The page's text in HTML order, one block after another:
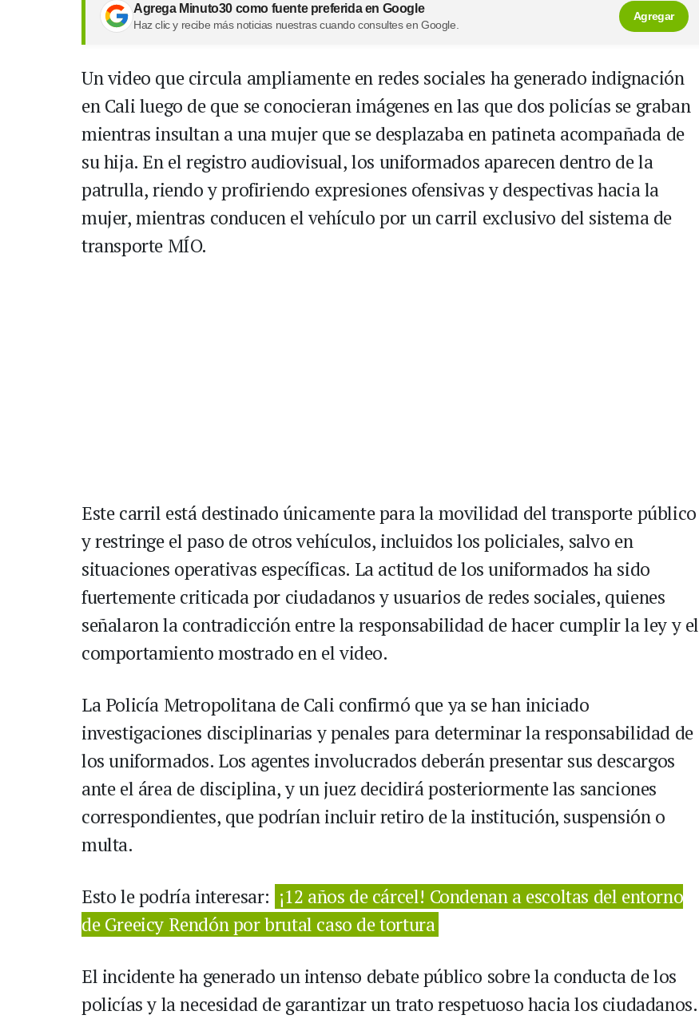
Agrega Minuto30 como fuente preferida en Google
Haz clic y recibe más noticias nuestras cuando consultes en Google.
Agregar
Un video que circula ampliamente en redes sociales ha generado indignación
en Cali luego de que se conocieran imágenes en las que dos policías se graban
mientras insultan a una mujer que se desplazaba en patineta acompañada de
su hija. En el registro audiovisual, los uniformados aparecen dentro de la
patrulla, riendo y profiriendo expresiones ofensivas y despectivas hacia la
mujer, mientras conducen el vehículo por un carril exclusivo del sistema de
transporte MÍO.
Este carril está destinado únicamente para la movilidad del transporte público
y restringe el paso de otros vehículos, incluidos los policiales, salvo en
situaciones operativas específicas. La actitud de los uniformados ha sido
fuertemente criticada por ciudadanos y usuarios de redes sociales, quienes
señalaron la contradicción entre la responsabilidad de hacer cumplir la ley y el
comportamiento mostrado en el video.
La Policía Metropolitana de Cali confirmó que ya se han iniciado
investigaciones disciplinarias y penales para determinar la responsabilidad de
los uniformados. Los agentes involucrados deberán presentar sus descargos
ante el área de disciplina, y un juez decidirá posteriormente las sanciones
correspondientes, que podrían incluir retiro de la institución, suspensión o
multa.
Esto le podría interesar: ¡12 años de cárcel! Condenan a escoltas del entorno
de Greeicy Rendón por brutal caso de tortura
El incidente ha generado un intenso debate público sobre la conducta de los
policías y la necesidad de garantizar un trato respetuoso hacia los ciudadanos.